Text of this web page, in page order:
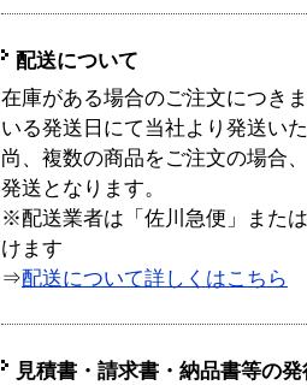
配送について
在庫がある場合のご注文につき
いる発送日にて当社より発送い
尚、複数の商品をご注文の場合
発送となります。
※配送業者は「佐川急便」また
けます
⇒配送について詳しくはこちら
見積書・請求書・納品書等の